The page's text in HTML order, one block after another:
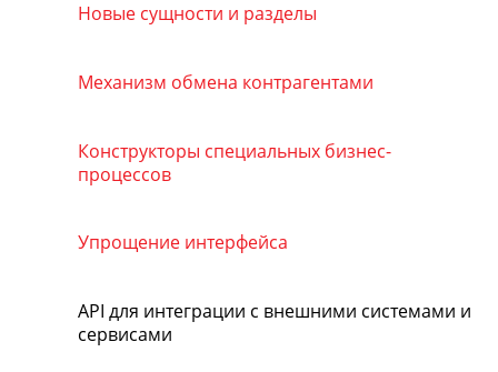
Новые сущности и разделы
Механизм обмена контрагентами
Конструкторы специальных бизнес-
процессов
Упрощение интерфейса
API для интеграции с внешними системами и
сервисами